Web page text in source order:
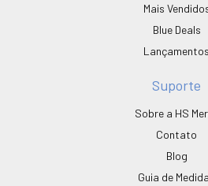
Mais
Blue Deals
Lançamentos
Suporte
Sobre a HS
Contato
Blog
Guia de